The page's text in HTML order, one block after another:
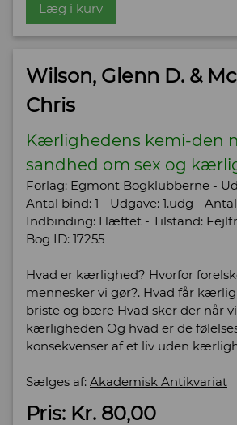
Læg i kurv
Wilson, Glenn D. &
Chris
Kærlighedens kemi-den
sandhed om sex og
Forlag: Egmont Bogklubberne -
Antal bind: 1 - Udgave: 1.udg -
Indbinding: Hæftet - Tilstand:
Bog ID: 17255
Hvad er kærlighed? Hvorfor
mennesker vi gør?. Hvad får
briste og bære Hvad sker der når
kærligheden Og hvad er de
konsekvenser af et liv uden
Sælges af: Akademisk Antikvariat
Pris: Kr. 80,00